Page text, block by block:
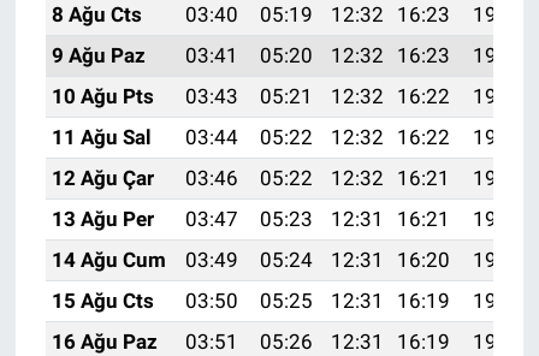
8 Ağu Cts
03:40 05:19 12:32 16:23
19:36
9 Ağu Paz
03:41 05:20 12:32 16:23
19:34
10 Ağu Pts
03:43 05:21 12:32 16:22
19:33
11 Ağu Sal
03:44 05:22 12:32 16:22
19:32
12 Ağu Çar
03:46 05:22 12:32 16:21
19:31
13 Ağu Per
03:47 05:23 12:31 16:21
19:29
14 Ağu Cum
03:49 05:24 12:31 16:20
19:28
15 Ağu Cts
03:50 05:25 12:31 16:19
19:27
16 Ağu Paz
03:51 05:26 12:31 16:19
19:25